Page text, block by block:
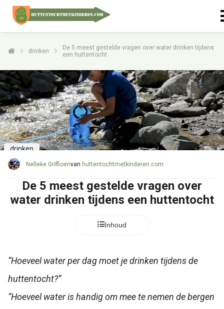
drinken
De 5 meest gestelde vragen over water drinken tijdens
een huttentocht
drinken
Nelleke Griffioenvan huttentochtmetkinderen.com
De 5 meest gestelde vragen over
water drinken tijdens een huttentocht
Inhoud
“Hoeveel water per dag moet je drinken tijdens de
huttentocht?”
“Hoeveel water is handig om mee te nemen de bergen